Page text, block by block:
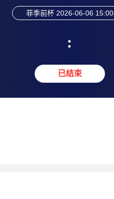
菲季前杯 2026-06-06 15:00
:
已结束